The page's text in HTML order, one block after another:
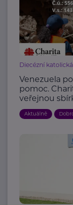
Diecézní
Venezuela
pomoc.
veřejnou
Aktuálně